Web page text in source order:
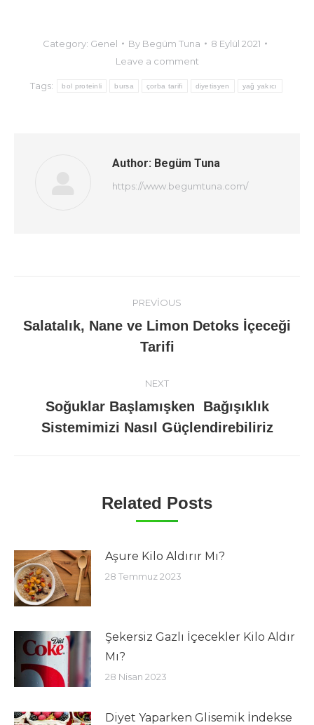
Category: Genel By Begüm Tuna
8 Eylül 2021
Leave a comment
Tags: bol proteinli bursa çorba tarifi diyetisyen yağ yakıcı
Author: Begüm Tuna
https://www.begumtuna.com/
navigation
PREVIOUS
Previous
post:
Salatalık, Nane ve Limon Detoks İçeceği
Tarifi
NEXT
Next
post:
Soğuklar Başlamışken Bağışıklık
Sistemimizi Nasıl Güçlendirebiliriz
Related Posts
Aşure Kilo Aldırır Mı?
28 Temmuz 2023
Şekersiz Gazlı İçecekler Kilo Aldır
Mı?
28 Nisan 2023
Diyet Yaparken Glisemik İndekse